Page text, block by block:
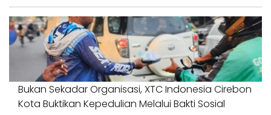
Bukan Sekadar Organisasi, XTC Indonesia Cirebon
Kota Buktikan Kepedulian Melalui Bakti Sosial